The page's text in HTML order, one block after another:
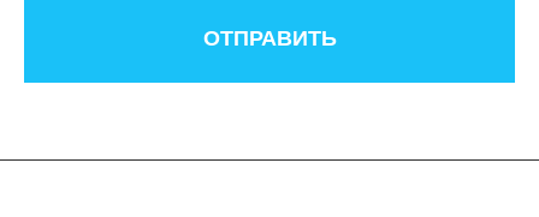
ОТПРАВИТЬ